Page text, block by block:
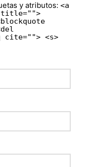
y atributos: <a
title="">
cite=""> <s>